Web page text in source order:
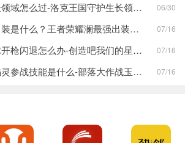
洛克王国守护生长领域怎么过-洛克王国守护生长领域通关攻略 06/30
王者荣耀澜最强出装是什么？王者荣耀澜最强出装分享 07/16
创造吧我们的星球开枪闪退怎么办-创造吧我们的星球开枪闪退合集 07/16
部落大作战玉火焰灵参战技能是什么-部落大作战玉火焰灵参战技能合集 07/16